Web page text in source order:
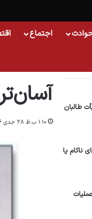
اجتماع
۱:۱۰ ب.ظ ۲۸ جدی ۱۳۹۶
طالبان
ناکام یا